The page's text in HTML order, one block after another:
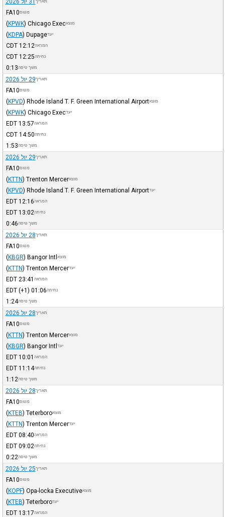
תאריך
מטוסFA10
מוצאChicago Exec
(KPWK)
יעדDupage
(KDPA)
המראה12:12
CDT
נחיתה12:25
CDT
משך טיסה0:13
תאריך29 יול 2026
מטוסFA10
מוצאRhode Island T. F. Green International Airport
(KPVD)
יעדChicago Exec
(KPWK)
המראה13:57
EDT
נחיתה14:50
CDT
משך טיסה1:53
תאריך29 יול 2026
מטוסFA10
מוצאTrenton Mercer
(KTTN)
יעדRhode Island T. F. Green International Airport
(KPVD)
המראה12:16
EDT
נחיתה13:02
EDT
משך טיסה0:46
תאריך28 יול 2026
מטוסFA10
מוצא Bangor Intl
(KBGR)
יעדTrenton Mercer
(KTTN)
המראה 23:41
EDT
נחיתה01:06
EDT(+1)
משך טיסה1:24
תאריך28 יול 2026
מטוסFA10
מוצאTrenton Mercer
(KTTN)
יעד Bangor Intl
(KBGR)
המראה 10:01
EDT
נחיתה11:14
EDT
משך טיסה1:12
תאריך28 יול 2026
מטוסFA10
מוצאTeterboro
(KTEB)
יעדTrenton Mercer
(KTTN)
המראה08:40
EDT
נחיתה09:02
EDT
משך טיסה0:22
תאריך25 יול 2026
מטוסFA10
מוצאOpa-locka Executive
(KOPF)
יעדTeterboro
(KTEB)
המראה13:17
EDT